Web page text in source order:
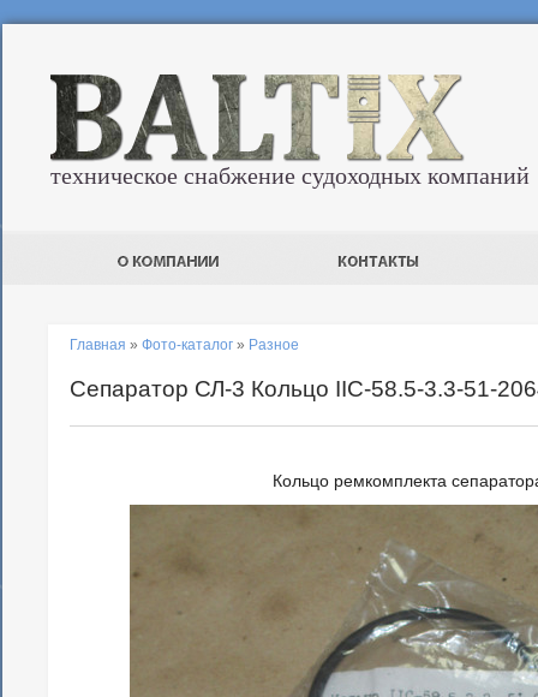
техническое снабжение судоходных компаний
Главная » Фото-каталог » Разное
Сепаратор СЛ-3 Кольцо IIC-58.5-3.3-51-
Кольцо ремкомплекта